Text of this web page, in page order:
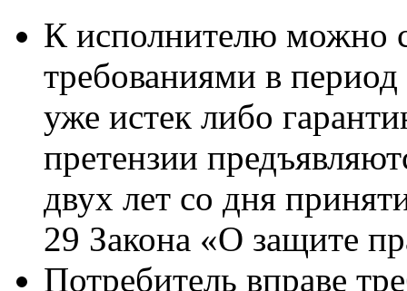
К исполнителю можно
требованиями в
уже истек либо
претензии
двух лет со дня
29 Закона «О защите
Потребитель вправе